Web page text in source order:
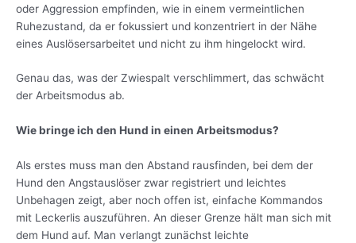
oder Aggression empfinden, wie in einem vermeintlichen
Ruhezustand, da er fokussiert und konzentriert in der Nähe
eines Auslösersarbeitet und nicht zu ihm hingelockt wird.
Genau das, was der Zwiespalt verschlimmert, das schwächt
der Arbeitsmodus ab.
Wie bringe ich den Hund in einen Arbeitsmodus?
Als erstes muss man den Abstand rausfinden, bei dem der
Hund den Angstauslöser zwar registriert und leichtes
Unbehagen zeigt, aber noch offen ist, einfache Kommandos
mit Leckerlis auszuführen. An dieser Grenze hält man sich mit
dem Hund auf. Man verlangt zunächst leichte